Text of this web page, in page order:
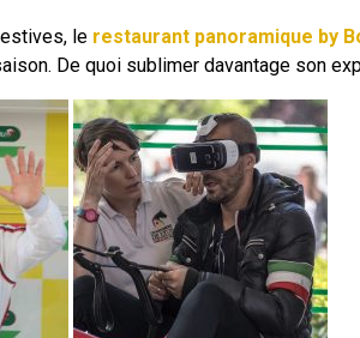
le restaurant panoramique by
De quoi sublimer davantage son